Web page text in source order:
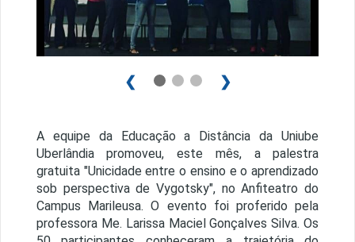
❮ ❯
A equipe da Educação a Distância da Uniube
Uberlândia promoveu, este mês, a palestra
gratuita "Unicidade entre o ensino e o aprendizado
sob perspectiva de Vygotsky", no Anfiteatro do
Campus Marileusa. O evento foi proferido pela
professora Me. Larissa Maciel Gonçalves Silva. Os